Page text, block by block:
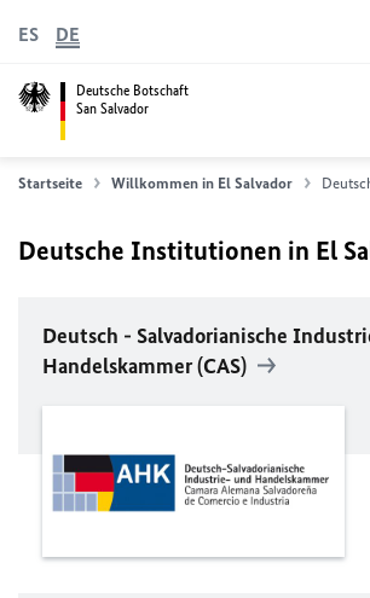
Deutsche Botschaft
San Salvador
ES DE
Startseite Willkommen in El Salvador
Deutsche Institutionen in El
Deutsch - Salvadorianische
Handelskammer (CAS)